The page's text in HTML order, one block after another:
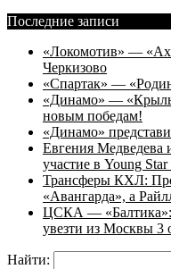
Последние записи
«Локомотив» —
Черкизово
«Спартак» —
«Динамо» —
новым победам!
«Динамо»
Евгения Медведева
участие в Young
Трансферы КХЛ:
«Авангарда», а
ЦСКА — «Балтика»:
увезти из Москвы 3
Найти: